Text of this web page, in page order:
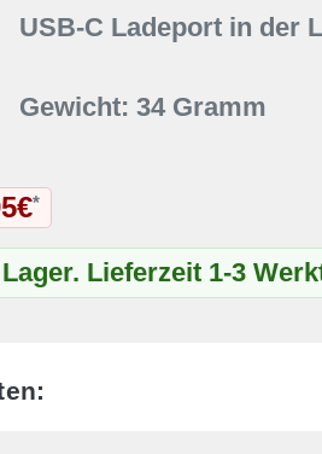
USB-C Ladeport in der
Gewicht: 34 Gramm
*
Lieferzeit 1-3